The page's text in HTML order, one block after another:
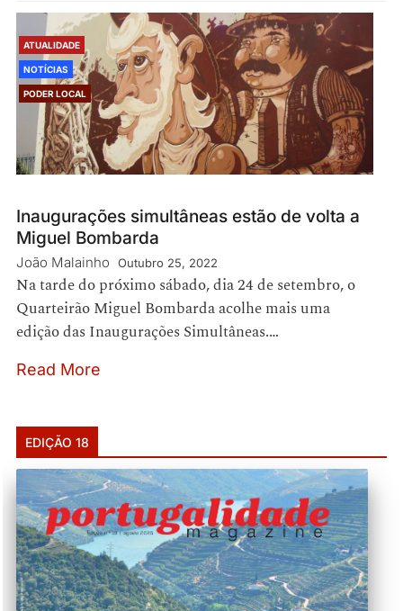
ATUALIDADE
NOTÍCIAS
PODER LOCAL
Inaugurações simultâneas estão de volta a
Miguel Bombarda
João Malainho Outubro 25, 2022
Na tarde do próximo sábado, dia 24 de setembro, o
Quarteirão Miguel Bombarda acolhe mais uma
edição das Inaugurações Simultâneas.…
Read More
EDIÇÃO 18